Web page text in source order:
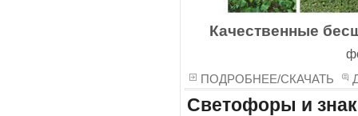
Качественные
ПОДРОБНЕЕ/СКАЧАТЬ
Светофоры и